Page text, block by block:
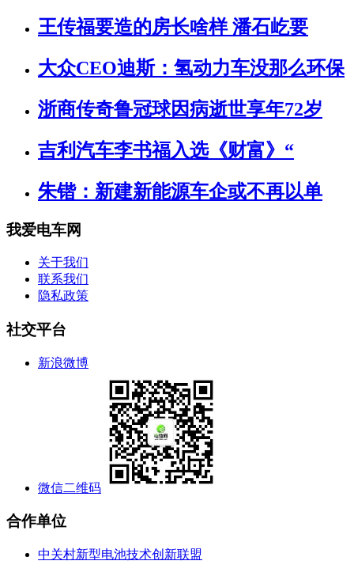
王传福要造的房长啥样 潘石屹要
大众CEO迪斯：氢动力车没那么环保
浙商传奇鲁冠球因病逝世享年72岁
吉利汽车李书福入选《财富》“
朱锴：新建新能源车企或不再以单
我爱电车网
关于我们
联系我们
隐私政策
社交平台
新浪微博
微信二维码
合作单位
中关村新型电池技术创新联盟